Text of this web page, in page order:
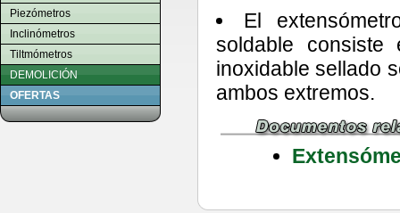
El
soldable
inoxidable sellado
ambos extremos.
Piezómetros
Inclinómetros
Tiltmómetros
DEMOLICIÓN
OFERTAS